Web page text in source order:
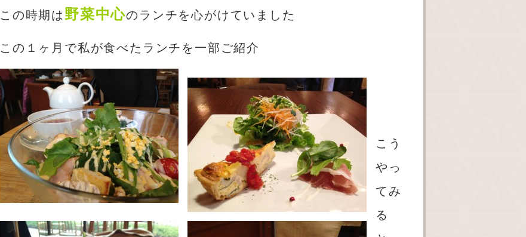
この時期は野菜中心のランチを心がけていました
この１ヶ月で私が食べたランチを一部ご紹介
こう
やっ
てみ
る